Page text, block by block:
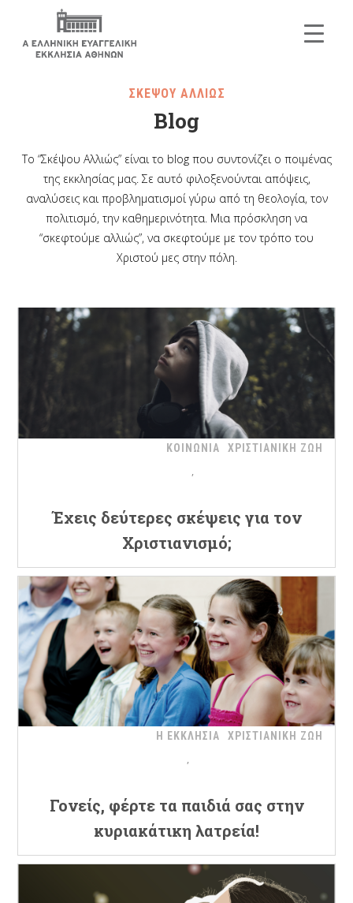
ΣΚΕΨΟΥ ΑΛΛΙΩΣ
Blog
Το “Σκέψου Αλλιώς” είναι το blog που συντονίζει ο ποιμένας
της εκκλησίας μας. Σε αυτό φιλοξενούνται απόψεις,
αναλύσεις και προβληματισμοί γύρω από τη θεολογία, τον
πολιτισμό, την καθημερινότητα. Μια πρόσκληση να
“σκεφτούμε αλλιώς”, να σκεφτούμε με τον τρόπο του
Χριστού μες στην πόλη.
ΚΟΙΝΩΝΙΑ ΧΡΙΣΤΙΑΝΙΚΗ ΖΩΗ
Έχεις δεύτερες σκέψεις για τον
Χριστιανισμό;
Η ΕΚΚΛΗΣΙΑ ΧΡΙΣΤΙΑΝΙΚΗ ΖΩΗ
Γονείς, φέρτε τα παιδιά σας στην
κυριακάτικη λατρεία!